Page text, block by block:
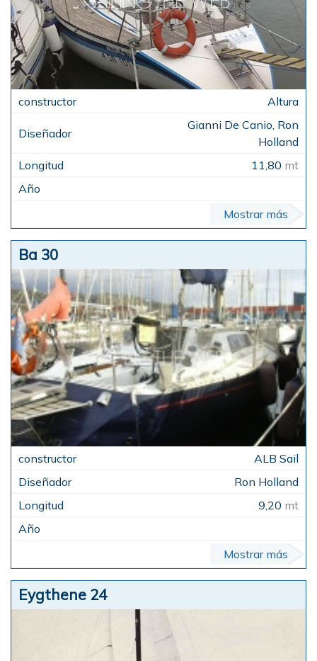
Altura
Gianni De Canio, Ron
Holland
11,80 mt
Mostrar más
Ba 30
ALB Sail
Ron Holland
9,20 mt
Mostrar más
Eygthene 24